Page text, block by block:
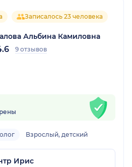
Записалось 23 человека
Альбина Камиловна
9 отзывов
Взрослый, детский
Ирис